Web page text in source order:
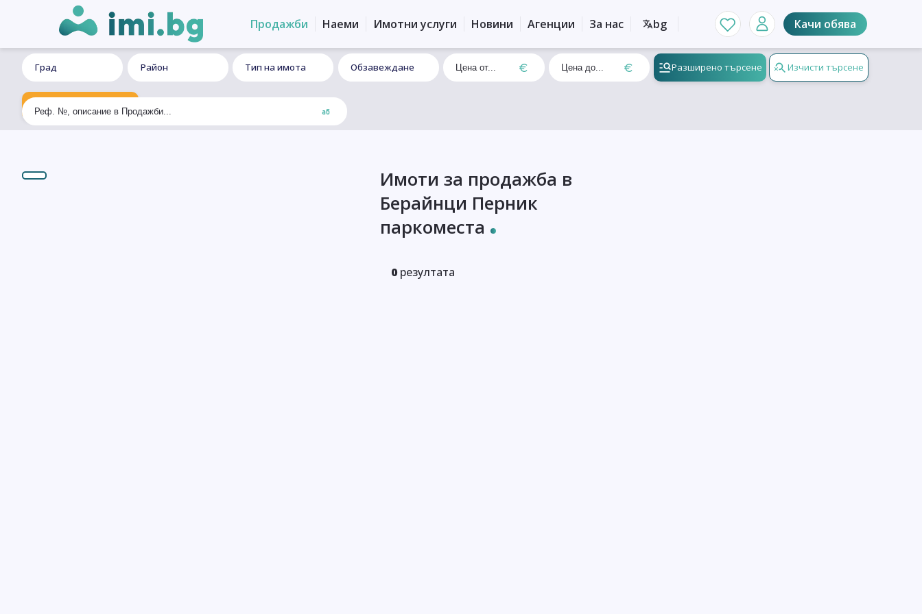
Продажби Наеми Имотни услуги Новини Агенции За нас bg Качи обява
Град Район Тип на имота Обзавеждане Разширено търсене Изчисти търсене
Ексклузивно търсене
Имоти за продажба в
Берайнци Перник
паркоместа
0 резултата